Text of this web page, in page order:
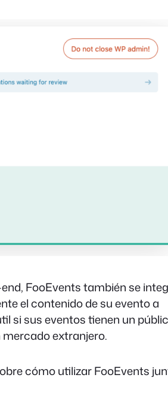
FooEvents también se
el contenido de su evento a
si sus eventos tienen un
mercado extranjero.
cómo utilizar FooEvents